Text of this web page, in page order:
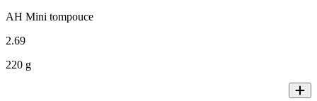
AH Mini tompouce
2.69
220 g